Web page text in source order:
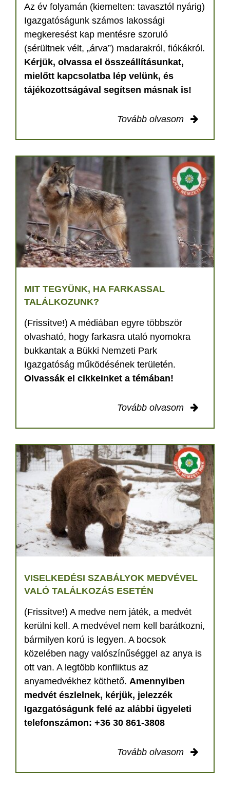
Az év folyamán (kiemelten: tavasztól nyárig)
Igazgatóságunk számos lakossági
megkeresést kap mentésre szoruló
(sérültnek vélt, „árva”) madarakról, fiókákról.
Kérjük, olvassa el összeállításunkat,
mielőtt kapcsolatba lép velünk, és
tájékozottságával segítsen másnak is!
Tovább olvasom
MIT TEGYÜNK, HA FARKASSAL
TALÁLKOZUNK?
(Frissítve!) A médiában egyre többször
olvasható, hogy farkasra utaló nyomokra
bukkantak a Bükki Nemzeti Park
Igazgatóság működésének területén.
Olvassák el cikkeinket a témában!
Tovább olvasom
VISELKEDÉSI SZABÁLYOK MEDVÉVEL
VALÓ TALÁLKOZÁS ESETÉN
(Frissítve!) A medve nem játék, a medvét
kerülni kell. A medvével nem kell barátkozni,
bármilyen korú is legyen. A bocsok
közelében nagy valószínűséggel az anya is
ott van. A legtöbb konfliktus az
anyamedvékhez köthető. Amennyiben
medvét észlelnek, kérjük, jelezzék
Igazgatóságunk felé az alábbi ügyeleti
telefonszámon: +36 30 861-3808
Tovább olvasom